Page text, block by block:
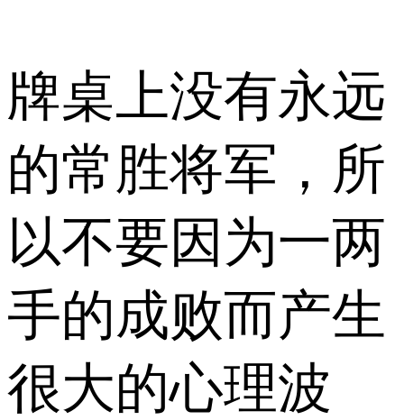
牌桌上没有永远
的常胜将军，所
以不要因为一两
手的成败而产生
很大的心理波